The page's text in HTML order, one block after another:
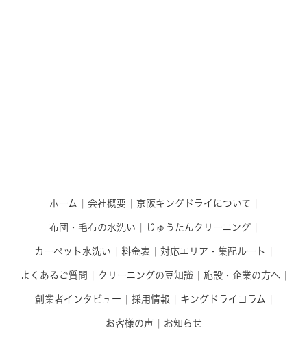
ホーム 会社概要 京阪キングドライについて
布団・毛布の水洗い じゅうたんクリーニング
カーペット水洗い 料金表 対応エリア・集配ルート
よくあるご質問 クリーニングの豆知識 施設・企業の方へ
創業者インタビュー 採用情報 キングドライコラム
お客様の声 お知らせ